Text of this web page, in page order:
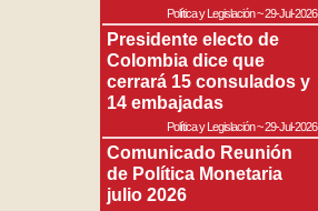
Política y Legislación~29-Jul-2026
Presidente electo de
Colombia dice que
cerrará 15 consulados y
14 embajadas
Política y Legislación~29-Jul-2026
Comunicado Reunión
de Política Monetaria
julio 2026